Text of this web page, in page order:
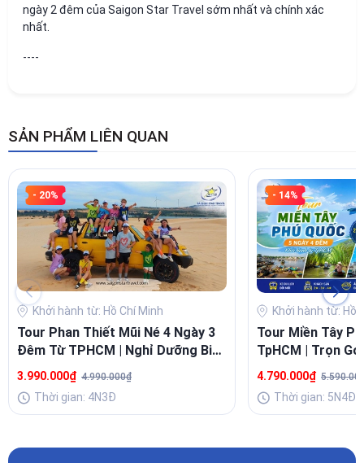
ngày 2 đêm của Saigon Star Travel sớm nhất và chính xác
nhất.
----
SẢN PHẨM LIÊN QUAN
- 20%
Khởi hành từ: Hồ Chí Minh
Tour Phan Thiết Mũi Né 4 Ngày 3
Đêm Từ TPHCM | Nghỉ Dưỡng Biển
Lý Tưởng
3.990.000₫ 4.990.000₫
Thời gian: 4N3Đ
- 14%
Khởi hành từ: Hồ
Tour Miền Tây
TpHCM | Trọn
Đoàn Riêng
4.790.000₫
Thời gian: 5N4Đ